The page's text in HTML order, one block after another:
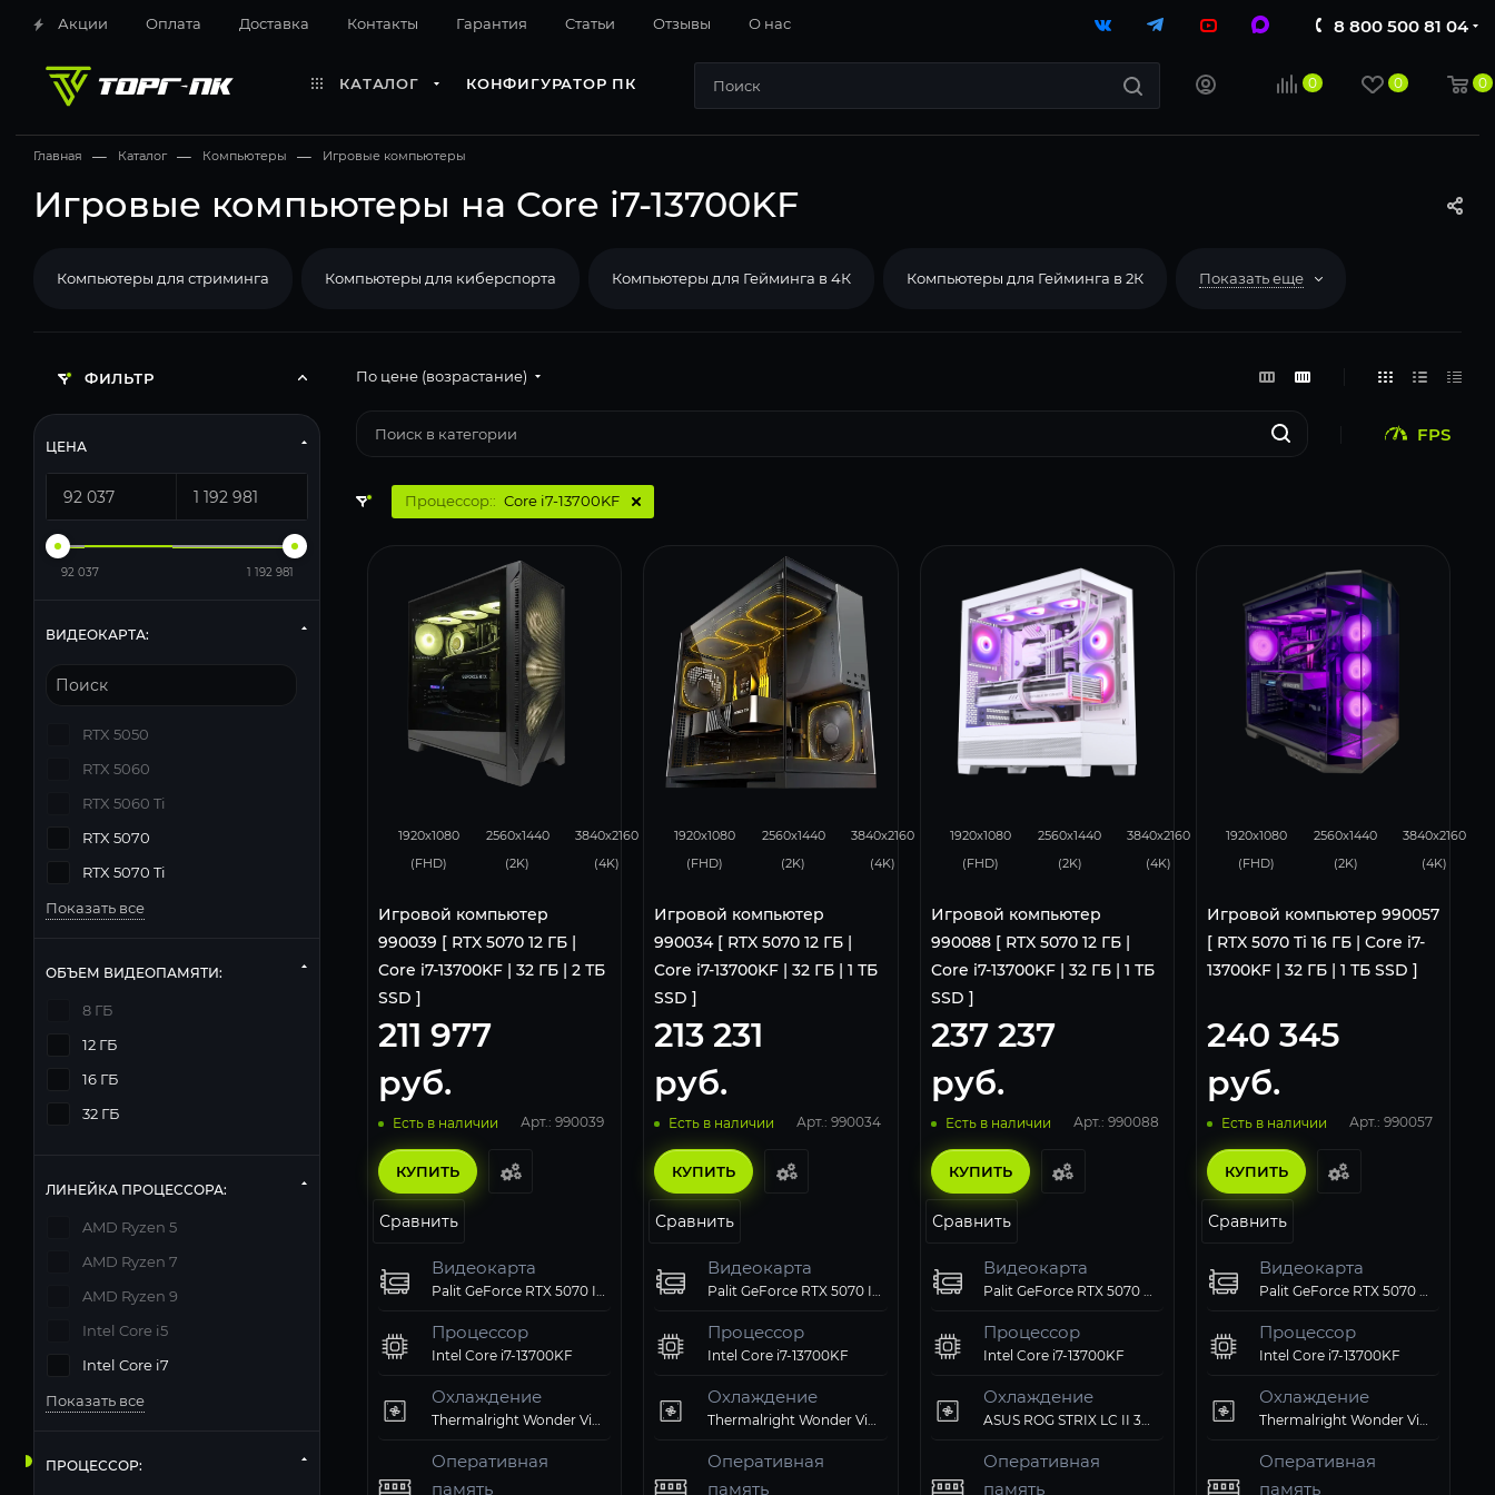
Акции Оплата Доставка Контакты Гарантия Cтатьи Отзывы О нас 8 800 500 81 04
КАТАЛОГ КОНФИГУРАТОР ПК 0 0 0
Главная — Каталог — Компьютеры — Игровые компьютеры
Игровые компьютеры на Core i7-13700KF
Компьютеры для стриминга Компьютеры для киберспорта Компьютеры для Гейминга в 4К Компьютеры для Гейминга в 2К Показать еще
По цене (возрастание)
FPS
Процессор:: Core i7-13700KF
1920x1080
(FHD)
2560x1440
(2K)
3840x2160
(4K)
Игровой компьютер
990039 [ RTX 5070 12 ГБ |
Core i7-13700KF | 32 ГБ | 2 ТБ
SSD ]
211 977
руб.
Есть в наличии Арт.: 990039
КУПИТЬ
Сравнить
Видеокарта
Palit GeForce RTX 5070 Infinity 3 OC
Процессор
Intel Core i7-13700KF
Охлаждение
Thermalright Wonder Vision 360 UB ARGB Black
Оперативная
память
1920x1080
(FHD)
2560x1440
(2K)
3840x2160
(4K)
Игровой компьютер
990034 [ RTX 5070 12 ГБ |
Core i7-13700KF | 32 ГБ | 1 ТБ
SSD ]
213 231
руб.
Есть в наличии Арт.: 990034
КУПИТЬ
Сравнить
Видеокарта
Palit GeForce RTX 5070 Infinity 3 OC
Процессор
Intel Core i7-13700KF
Охлаждение
Thermalright Wonder Vision 360 UB ARGB Black
Оперативная
память
1920x1080
(FHD)
2560x1440
(2K)
3840x2160
(4K)
Игровой компьютер
990088 [ RTX 5070 12 ГБ |
Core i7-13700KF | 32 ГБ | 1 ТБ
SSD ]
237 237
руб.
Есть в наличии Арт.: 990088
КУПИТЬ
Сравнить
Видеокарта
Palit GeForce RTX 5070 GamingPro 12Gb
Процессор
Intel Core i7-13700KF
Охлаждение
ASUS ROG STRIX LC II 360 ARGB White
Оперативная
память
1920x1080
(FHD)
2560x1440
(2K)
3840x2160
(4K)
Игровой компьютер 990057
[ RTX 5070 Ti 16 ГБ | Core i7-
13700KF | 32 ГБ | 1 ТБ SSD ]
240 345
руб.
Есть в наличии Арт.: 990057
КУПИТЬ
Сравнить
Видеокарта
Palit GeForce RTX 5070 Ti GamingPro-S OC 16Gb
Процессор
Intel Core i7-13700KF
Охлаждение
Thermalright Wonder Vision 360 UB ARGB Black
Оперативная
память
ФИЛЬТР
ЦЕНА
92 037 1 192 981
ВИДЕОКАРТА:
RTX 5050
RTX 5060
RTX 5060 Ti
RTX 5070
RTX 5070 Ti
Показать все
ОБЪЕМ ВИДЕОПАМЯТИ:
8 ГБ
12 ГБ
16 ГБ
32 ГБ
ЛИНЕЙКА ПРОЦЕССОРА:
AMD Ryzen 5
AMD Ryzen 7
AMD Ryzen 9
Intel Core i5
Intel Core i7
Показать все
ПРОЦЕССОР: